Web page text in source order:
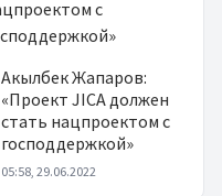
Акылбек Жапаров:
«Проект JICA должен
стать нацпроектом с
господдержкой»
05:58, 29.06.2022